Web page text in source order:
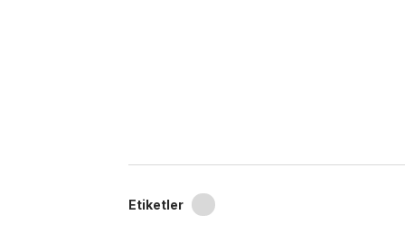
Etiketler